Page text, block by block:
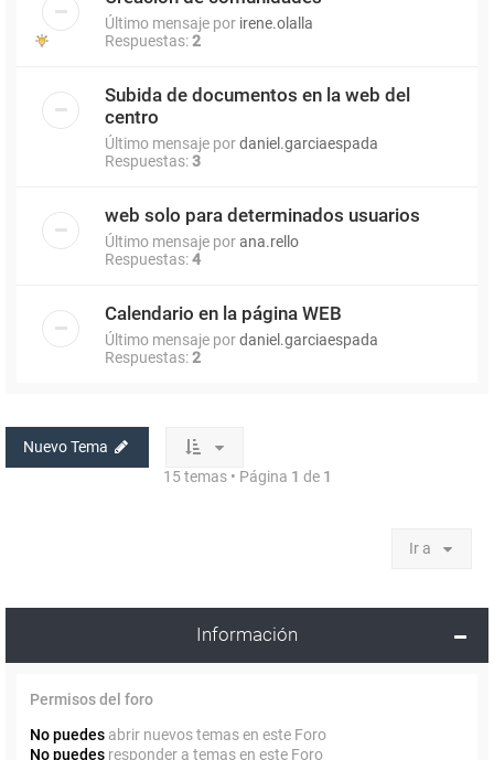
Último mensaje por irene.olalla
Respuestas:2
Subida de documentos en la web del
centro
Último mensaje pordaniel.garciaespada
Respuestas:3
web solo para determinados usuarios
Último mensaje porana.rello
Respuestas:4
Calendario en la página WEB
Último mensaje pordaniel.garciaespada
Respuestas:2
Nuevo Tema
15 temas • Página 1 de 1
Ir a
Información
Permisos del foro
No puedes abrir nuevos temas en este Foro
No puedes responder a temas en este Foro